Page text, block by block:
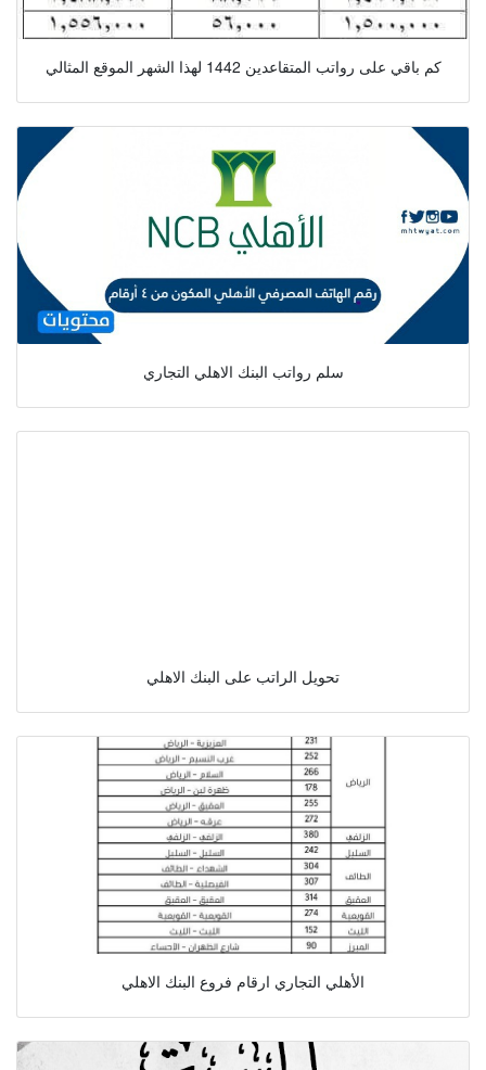
كم باقي على رواتب المتقاعدين 1442 لهذا الشهر الموقع المثالي
سلم رواتب البنك الاهلي التجاري
تحويل الراتب على البنك الاهلي
الأهلي التجاري ارقام فروع البنك الاهلي